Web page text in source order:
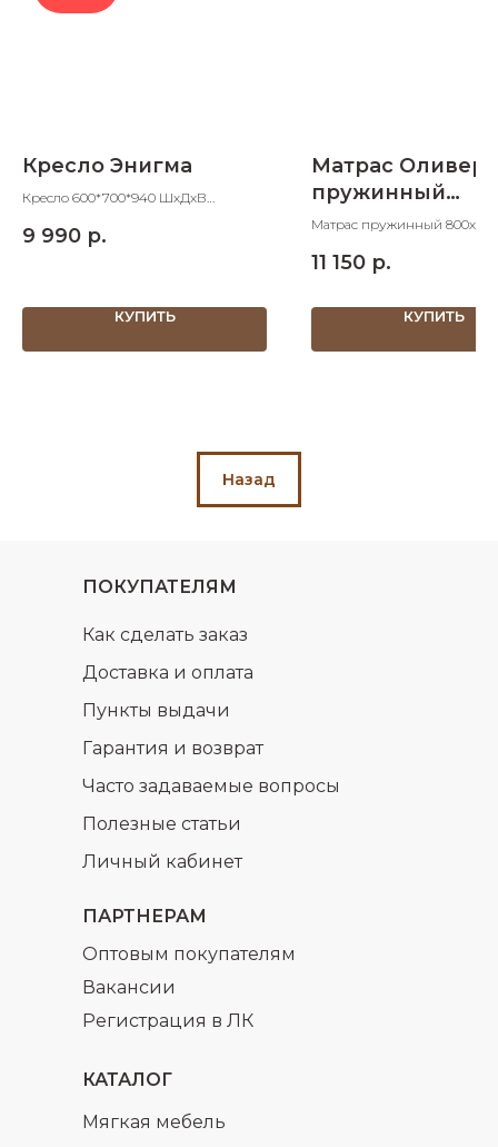
Кресло Энигма
Кресло 600*700*940 ШхДхВ
9 990 р.
КУПИТЬ
Матрас Оливер
пружинный
800х2000х200
Матрас пружинный
11 150 р.
КУПИТЬ
Назад
ПАРТНЕРАМ
Регистрация в ЛК
Оптовым покупателям
Вакансии
КАТАЛОГ
Мягкая мебель
ПОКУПАТЕЛЯМ
Доставка и оплата
Часто задаваемые вопросы
Гарантия и возврат
Полезные статьи
Пункты выдачи
Как сделать заказ
Личный кабинет